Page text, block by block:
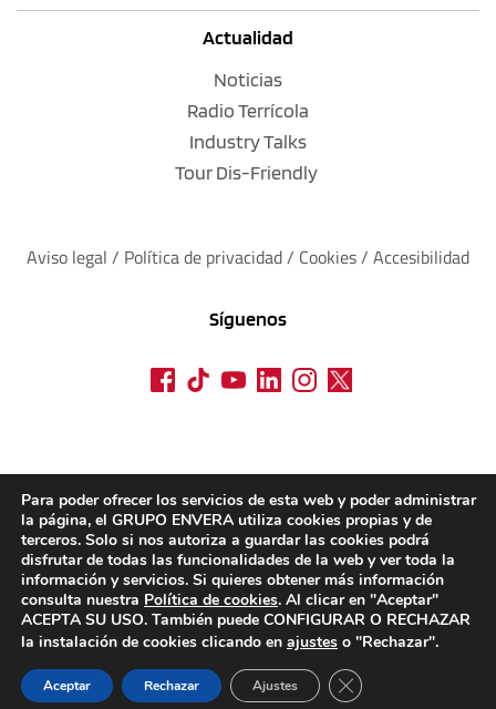
Actualidad
Noticias
Radio Terrícola
Industry Talks
Tour Dis-Friendly
Aviso legal / Política de privacidad / Cookies / Accesibilidad
Síguenos
Para poder ofrecer los servicios de esta web y poder administrar
la página, el GRUPO ENVERA utiliza cookies propias y de
terceros. Solo si nos autoriza a guardar las cookies podrá
disfrutar de todas las funcionalidades de la web y ver toda la
información y servicios. Si quieres obtener más información
consulta nuestra Política de cookies. Al clicar en "Aceptar"
ACEPTA SU USO. También puede CONFIGURAR O RECHAZAR
la instalación de cookies clicando en ajustes o "Rechazar".
Aceptar Rechazar Ajustes CERRAR EL